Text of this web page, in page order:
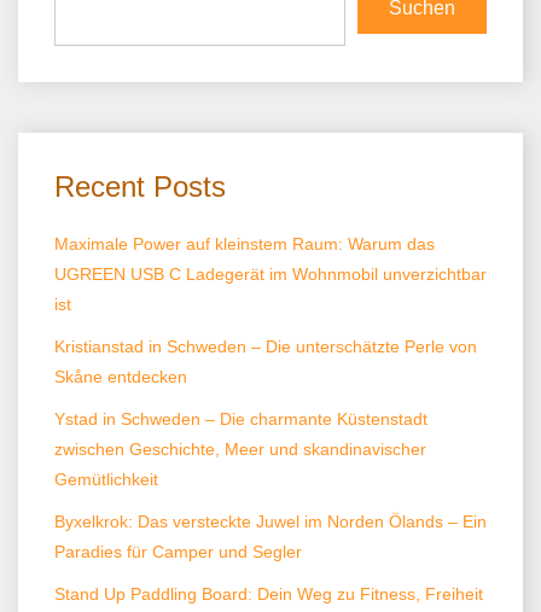
Suchen
Recent Posts
Maximale Power auf kleinstem Raum: Warum das
UGREEN USB C Ladegerät im Wohnmobil unverzichtbar
ist
Kristianstad in Schweden – Die unterschätzte Perle von
Skåne entdecken
Ystad in Schweden – Die charmante Küstenstadt
zwischen Geschichte, Meer und skandinavischer
Gemütlichkeit
Byxelkrok: Das versteckte Juwel im Norden Ölands – Ein
Paradies für Camper und Segler
Stand Up Paddling Board: Dein Weg zu Fitness, Freiheit